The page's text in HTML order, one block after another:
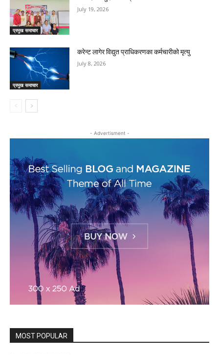
प्रमुख समाचार
July 19, 2026
प्रमुख समाचार
करेन्ट लागेर विद्युत प्राधिकरणका कर्मचारीको मृत्यु
July 8, 2026
- Advertisment -
MOST POPULAR